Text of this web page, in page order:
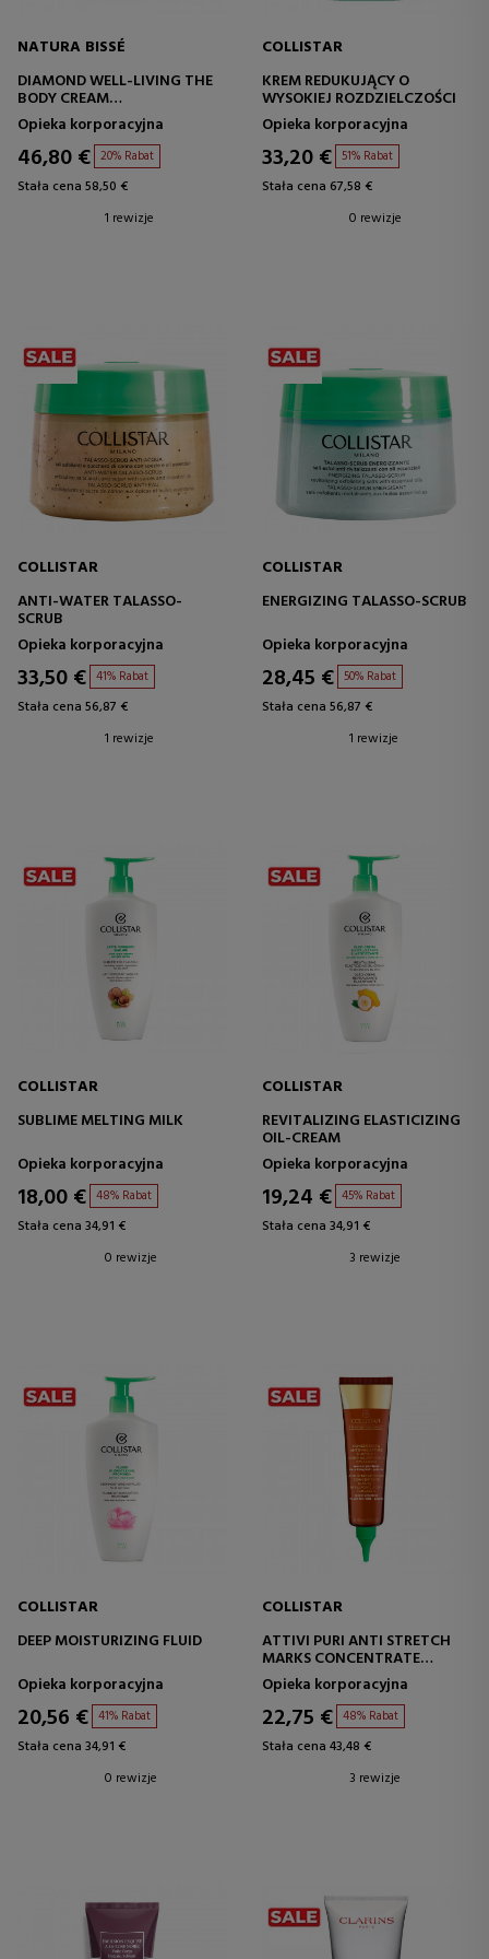
NATURA BISSÉ
DIAMOND WELL-LIVING THE
BODY CREAM
REWITALIZUJĄCY KREM DO
CIAŁA
Opieka korporacyjna
46,80 € 20% Rabat
Stała cena 58,50 €
1 rewizje
COLLISTAR
KREM REDUKUJĄCY O
WYSOKIEJ ROZDZIELCZOŚCI
Opieka korporacyjna
33,20 € 51% Rabat
Stała cena 67,58 €
0 rewizje
COLLISTAR
ANTI-WATER TALASSO-
SCRUB
Opieka korporacyjna
33,50 € 41% Rabat
Stała cena 56,87 €
1 rewizje
COLLISTAR
ENERGIZING TALASSO-SCRUB
Opieka korporacyjna
28,45 € 50% Rabat
Stała cena 56,87 €
1 rewizje
COLLISTAR
SUBLIME MELTING MILK
Opieka korporacyjna
18,00 € 48% Rabat
Stała cena 34,91 €
0 rewizje
COLLISTAR
REVITALIZING ELASTICIZING
OIL-CREAM
Opieka korporacyjna
19,24 € 45% Rabat
Stała cena 34,91 €
3 rewizje
COLLISTAR
DEEP MOISTURIZING FLUID
Opieka korporacyjna
20,56 € 41% Rabat
Stała cena 34,91 €
0 rewizje
COLLISTAR
ATTIVI PURI ANTI STRETCH
MARKS CONCENTRATE
ELASTIN + HYALURONIC ACID
+ COLLAGEN
Opieka korporacyjna
22,75 € 48% Rabat
Stała cena 43,48 €
3 rewizje